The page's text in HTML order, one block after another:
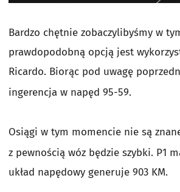
Bardzo chętnie zobaczylibyśmy w
prawdopodobną opcją jest
Ricardo. Biorąc pod uwagę
ingerencja w napęd 95-59.
Osiągi w tym momencie nie są
z pewnością wóz będzie szybki. P1
układ napędowy generuje 903 KM.